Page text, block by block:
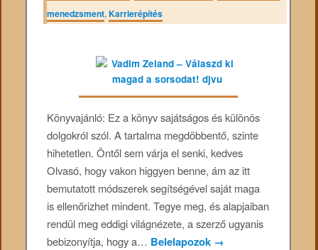
menedzsment,Karrierépítés
Könyvajánló: Ez a könyv sajátságos és különös
dolgokról szól. A tartalma megdöbbentő, szinte
hihetetlen. Öntől sem várja el senki, kedves
Olvasó, hogy vakon higgyen benne, ám az itt
bemutatott módszerek segítségével saját maga
is ellenőrizhet mindent. Tegye meg, és alapjaiban
rendül meg eddigi világnézete, a szerző ugyanis
bebizonyítja, hogy a… Belelapozok →